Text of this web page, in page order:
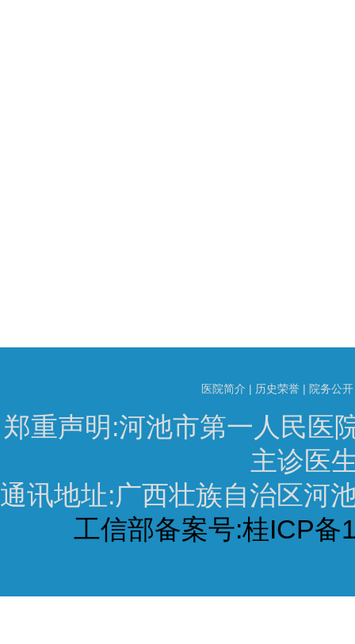
医院简介 | 历史荣誉 | 院务公开
郑重声明:河池市第一人民医
主诊医
通讯地址:广西壮族自治区河
工信部备案号:桂ICP备